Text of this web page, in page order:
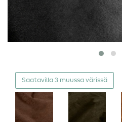
Saatavilla 3 muussa värissä